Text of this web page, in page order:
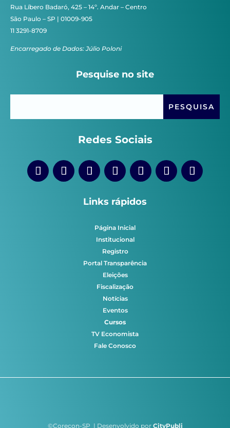
Rua Líbero Badaró, 425 – 14º. Andar – Centro
São Paulo – SP | 01009-905
11 3291-8709
Encarregado de Dados: Júlio Poloni
Pesquise no site
Redes Sociais
Links rápidos
Página Inicial
Institucional
Registro
Portal Transparência
Eleições
Fiscalização
Notícias
Eventos
Cursos
TV Economista
Fale Conosco
©Corecon-SP | Desenvolvido por CityPubli